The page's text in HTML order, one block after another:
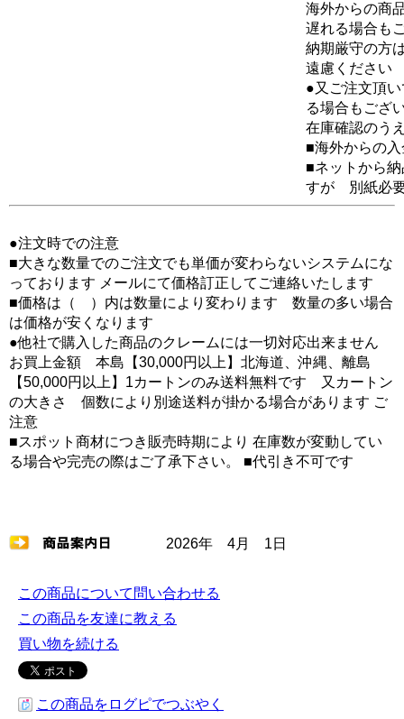
海外からの商
遅れる場合も
納期厳守の方
遠慮ください
●又ご注文頂
る場合もござ
在庫確認のう
■海外からの
■ネットから
すが 別紙必
●注文時での注意
■大きな数量でのご注文でも単価が変わらないシステムにな
っております メールにて価格訂正してご連絡いたします
■価格は（ ）内は数量により変わります 数量の多い場合
は価格が安くなります
●他社で購入した商品のクレームには一切対応出来ません
お買上金額 本島【30,000円以上】北海道、沖縄、離島
【50,000円以上】1カートンのみ送料無料です 又カートン
の大きさ 個数により別途送料が掛かる場合があります ご
注意
■スポット商材につき販売時期により 在庫数が変動してい
る場合や完売の際はご了承下さい。 ■代引き不可です
2026年 4月 1日
この商品について問い合わせる
この商品を友達に教える
買い物を続ける
この商品をログピでつぶやく